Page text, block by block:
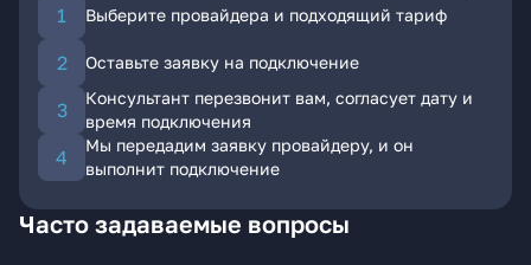
Выберите провайдера и подходящий тариф
Оставьте заявку на подключение
Консультант перезвонит вам, согласует дату и
время подключения
Мы передадим заявку провайдеру, и он
выполнит подключение
Часто задаваемые вопросы